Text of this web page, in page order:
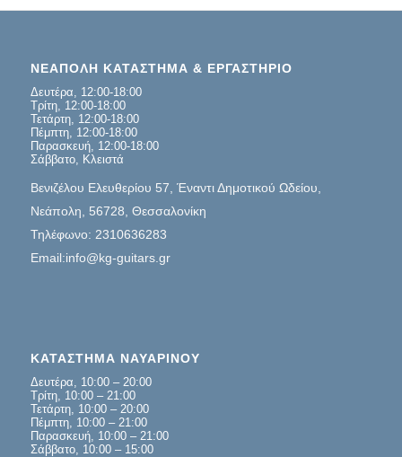
ΝΕΑΠΟΛΗ ΚΑΤΑΣΤΗΜΑ & ΕΡΓΑΣΤΗΡΙΟ
Δευτέρα, 12:00-18:00
Τρίτη, 12:00-18:00
Τετάρτη, 12:00-18:00
Πέμπτη, 12:00-18:00
Παρασκευή, 12:00-18:00
Σάββατο, Κλειστά
Βενιζέλου Ελευθερίου 57, Έναντι Δημοτικού Ωδείου,
Νεάπολη, 56728, Θεσσαλονίκη
Τηλέφωνο: 2310636283
Email:info@kg-guitars.gr
ΚΑΤΑΣΤΗΜΑ ΝΑΥΑΡΙΝΟΥ
Δευτέρα, 10:00 – 20:00
Τρίτη, 10:00 – 21:00
Τετάρτη, 10:00 – 20:00
Πέμπτη, 10:00 – 21:00
Παρασκευή, 10:00 – 21:00
Σάββατο, 10:00 – 15:00